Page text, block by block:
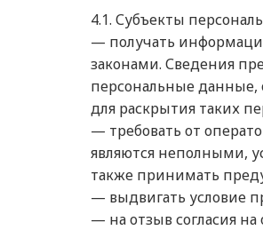
4.1. Субъекты
— получать
законами. Сведения
персональные данные,
для раскрытия таких
— требовать от
являются неполными,
также принимать
— выдвигать условие
— на отзыв согласия